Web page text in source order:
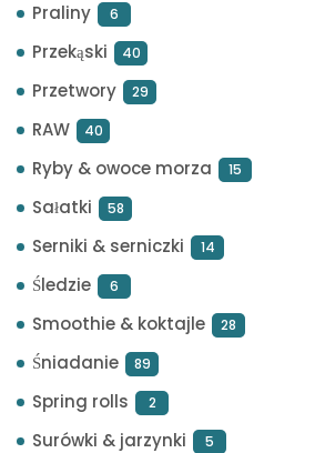
Praliny 6
Przekąski 40
Przetwory 29
RAW 40
Ryby & owoce morza 15
Sałatki 58
Serniki & serniczki 14
Śledzie 6
Smoothie & koktajle 28
Śniadanie 89
Spring rolls 2
Surówki & jarzynki 5